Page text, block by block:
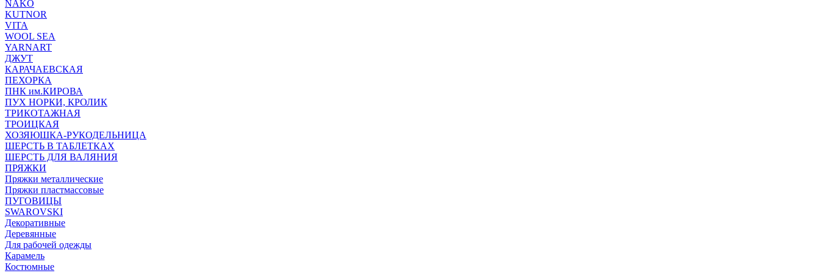
NAKO
KUTNOR
VITA
WOOL SEA
YARNART
ДЖУТ
КАРАЧАЕВСКАЯ
ПЕХОРКА
ПНК им.КИРОВА
ПУХ НОРКИ, КРОЛИК
ТРИКОТАЖНАЯ
ТРОИЦКАЯ
ХОЗЯЮШКА-РУКОДЕЛЬНИЦА
ШЕРСТЬ В ТАБЛЕТКАХ
ШЕРСТЬ ДЛЯ ВАЛЯНИЯ
ПРЯЖКИ
Пряжки металлические
Пряжки пластмассовые
ПУГОВИЦЫ
SWAROVSKI
Декоративные
Деревянные
Для рабочей одежды
Карамель
Костюмные